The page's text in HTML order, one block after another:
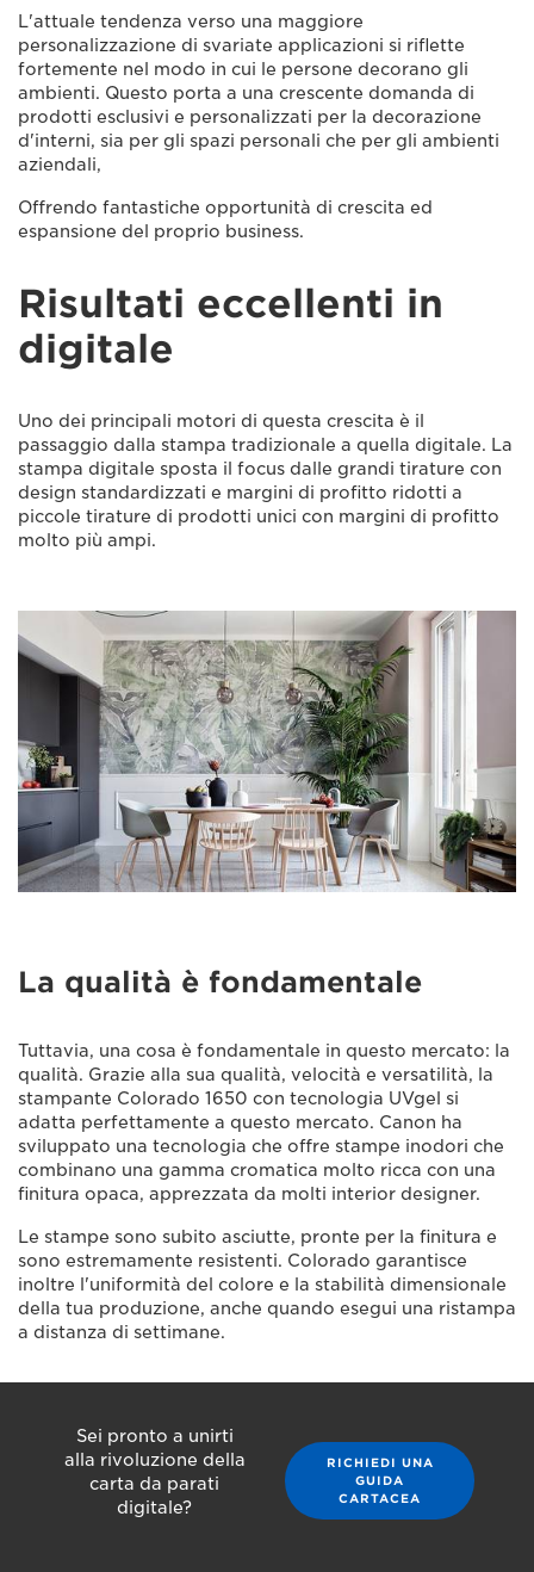
L'attuale tendenza verso una maggiore
personalizzazione di svariate applicazioni si riflette
fortemente nel modo in cui le persone decorano gli
ambienti. Questo porta a una crescente domanda di
prodotti esclusivi e personalizzati per la decorazione
d'interni, sia per gli spazi personali che per gli ambienti
aziendali,
Offrendo fantastiche opportunità di crescita ed
espansione del proprio business.
Risultati eccellenti in
digitale
Uno dei principali motori di questa crescita è il
passaggio dalla stampa tradizionale a quella digitale. La
stampa digitale sposta il focus dalle grandi tirature con
design standardizzati e margini di profitto ridotti a
piccole tirature di prodotti unici con margini di profitto
molto più ampi.
La qualità è fondamentale
Tuttavia, una cosa è fondamentale in questo mercato: la
qualità. Grazie alla sua qualità, velocità e versatilità, la
stampante Colorado 1650 con tecnologia UVgel si
adatta perfettamente a questo mercato. Canon ha
sviluppato una tecnologia che offre stampe inodori che
combinano una gamma cromatica molto ricca con una
finitura opaca, apprezzata da molti interior designer.
Le stampe sono subito asciutte, pronte per la finitura e
sono estremamente resistenti. Colorado garantisce
inoltre l'uniformità del colore e la stabilità dimensionale
della tua produzione, anche quando esegui una ristampa
a distanza di settimane.
Sei pronto a unirti
alla rivoluzione della
carta da parati
digitale?
RICHIEDI UNA
GUIDA
CARTACEA